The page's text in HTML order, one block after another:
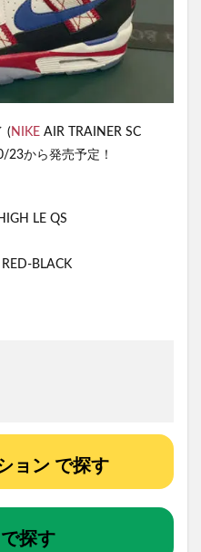
( NIKE AIR TRAINER SC
23から発売予定！
LE QS
BLACK
ョン で探す
探す